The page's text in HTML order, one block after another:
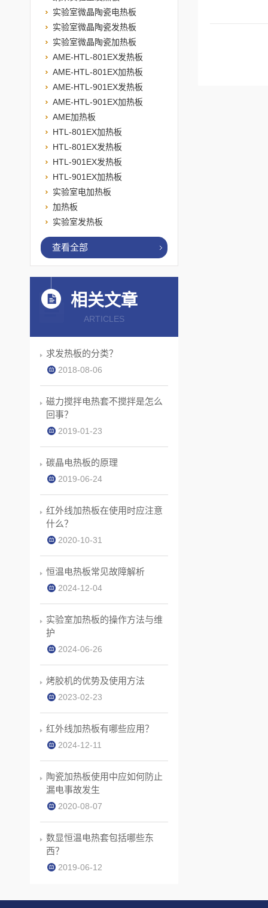
实验室微晶陶瓷电热板
实验室微晶陶瓷发热板
实验室微晶陶瓷加热板
AME-HTL-801EX发热板
AME-HTL-801EX加热板
AME-HTL-901EX发热板
AME-HTL-901EX加热板
AME加热板
HTL-801EX加热板
HTL-801EX发热板
HTL-901EX发热板
HTL-901EX加热板
实验室电加热板
加热板
实验室发热板
查看全部
相关文章
ARTICLES
求发热板的分类？
2018-08-06
磁力搅拌电热套不搅拌是怎么
回事？
2019-01-23
碳晶电热板的原理
2019-06-24
红外线加热板在使用时应注意
什么？
2020-10-31
恒温电热板常见故障解析
2024-12-04
实验室加热板的操作方法与维
护
2024-06-26
烤胶机的优势及使用方法
2023-02-23
红外线加热板有哪些应用？
2024-12-11
陶瓷加热板使用中应如何防止
漏电事故发生
2020-08-07
数显恒温电热套包括哪些东
西？
2019-06-12